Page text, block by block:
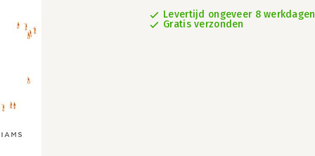
Levertijd ongeveer 8 werkdagen
Gratis verzonden